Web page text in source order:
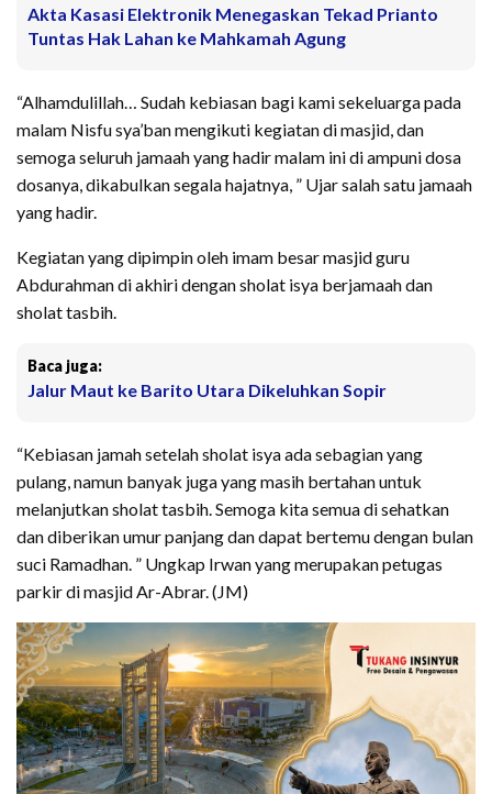
Akta Kasasi Elektronik Menegaskan Tekad Prianto
Tuntas Hak Lahan ke Mahkamah Agung
“Alhamdulillah… Sudah kebiasan bagi kami sekeluarga pada
malam Nisfu sya’ban mengikuti kegiatan di masjid, dan
semoga seluruh jamaah yang hadir malam ini di ampuni dosa
dosanya, dikabulkan segala hajatnya, ” Ujar salah satu jamaah
yang hadir.
Kegiatan yang dipimpin oleh imam besar masjid guru
Abdurahman di akhiri dengan sholat isya berjamaah dan
sholat tasbih.
Baca juga:
Jalur Maut ke Barito Utara Dikeluhkan Sopir
“Kebiasan jamah setelah sholat isya ada sebagian yang
pulang, namun banyak juga yang masih bertahan untuk
melanjutkan sholat tasbih. Semoga kita semua di sehatkan
dan diberikan umur panjang dan dapat bertemu dengan bulan
suci Ramadhan. ” Ungkap Irwan yang merupakan petugas
parkir di masjid Ar-Abrar. (JM)